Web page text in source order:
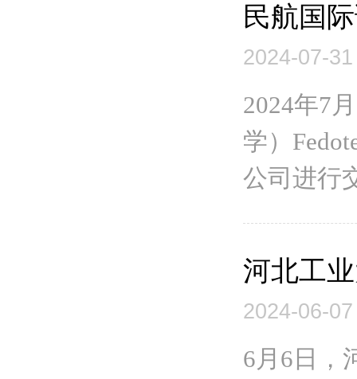
民航国
2024-07-31
2024年7
学）
公司进行
河北工
2024-06-07
6月6日，